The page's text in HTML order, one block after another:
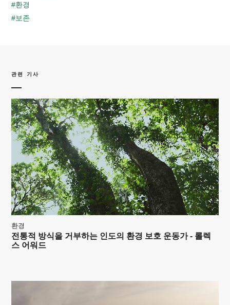
#환경
#보존
관련 기사
환경
전통적 방식을 거부하는 인도의 환경 보호 운동가 - 롤렉
스 어워드